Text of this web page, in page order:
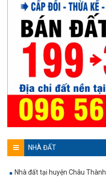
NHÀ ĐẤT
Nhà đất tại huyện Châu Thành